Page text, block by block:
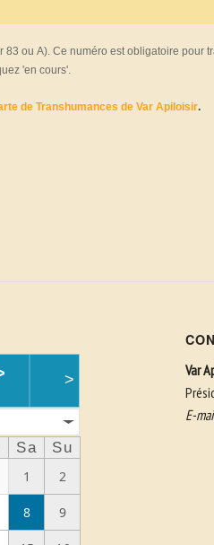
ou A). Ce numéro est obligatoire pour
'en cours'.
de Transhumances de Var Apiloisir.
>
Sa
Su
1
2
8 9
Var
E-